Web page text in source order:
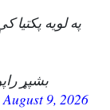
په لویه
بشپړ
August 9, 2026